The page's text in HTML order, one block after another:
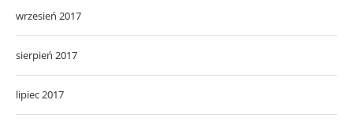
wrzesień 2017
sierpień 2017
lipiec 2017